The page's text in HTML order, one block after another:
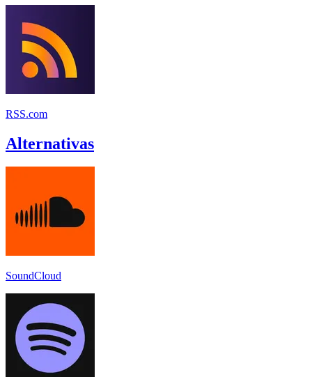
RSS.com
Alternativas
SoundCloud